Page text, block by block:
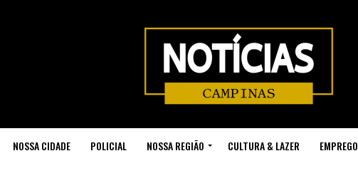
NOSSA CIDADE POLICIAL NOSSA REGIÃO CULTURA & LAZER EMPREGO